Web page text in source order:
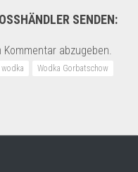
SENDEN:
abzugeben.
wodka Wodka Gorbatschow